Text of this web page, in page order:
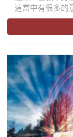
這當中有很多的